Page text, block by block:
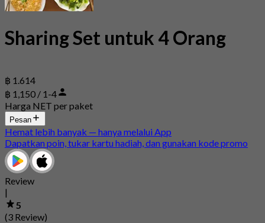
Sharing Set untuk 4 Orang
฿ 1.614
฿ 1,150 / 1-4
Harga NET per paket
Pesan
Hemat lebih banyak — hanya melalui App
Dapatkan poin, tukar kartu hadiah, dan gunakan kode promo
Review
|
5
(3 Review)